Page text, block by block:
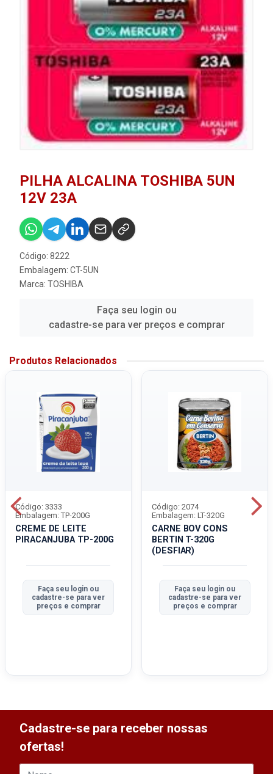
PILHA ALCALINA TOSHIBA 5UN
12V 23A
Código: 8222
Embalagem: CT-5UN
Marca: TOSHIBA
Faça seu login ou
cadastre-se para ver preços e comprar
Produtos Relacionados
CREME DE LEITE
PIRACANJUBA TP-200G
Código: 3333
Embalagem: TP-200G
Faça seu login ou
cadastre-se para ver
preços e comprar
CARNE BOV CONS
BERTIN T-320G
(DESFIAR)
Código: 2074
Embalagem: LT-320G
Faça seu login ou
cadastre-se para ver
preços e comprar
Cadastre-se para receber nossas
ofertas!